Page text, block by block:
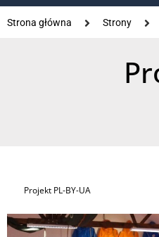
Strona główna Strony
Projekt PL-BY-UA